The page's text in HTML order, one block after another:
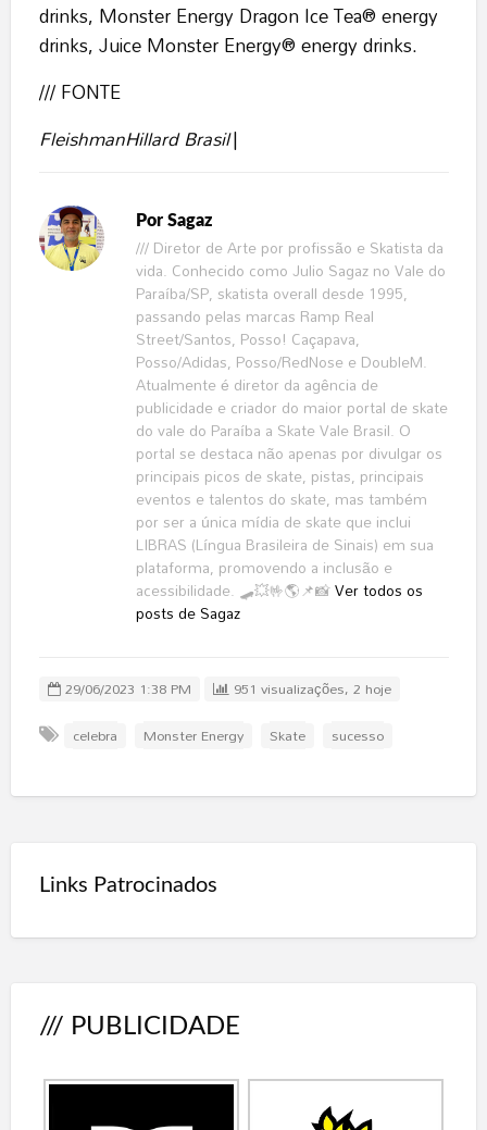
drinks, Monster Energy Dragon Ice Tea®️ energy
drinks, Juice Monster Energy®️ energy drinks.
/// FONTE
FleishmanHillard Brasil|
Por Sagaz
/// Diretor de Arte por profissão e Skatista da
vida. Conhecido como Julio Sagaz no Vale do
Paraíba/SP, skatista overall desde 1995,
passando pelas marcas Ramp Real
Street/Santos, Posso! Caçapava,
Posso/Adidas, Posso/RedNose e DoubleM.
Atualmente é diretor da agência de
publicidade e criador do maior portal de skate
do vale do Paraíba a Skate Vale Brasil. O
portal se destaca não apenas por divulgar os
principais picos de skate, pistas, principais
eventos e talentos do skate, mas também
por ser a única mídia de skate que inclui
LIBRAS (Língua Brasileira de Sinais) em sua
plataforma, promovendo a inclusão e
acessibilidade. 🛹💥🤟🌎📌📸Ver todos os
posts de Sagaz
29/06/2023 1:38 PM
951 visualizações, 2 hoje
celebra
Monster Energy Skate sucesso
Links Patrocinados
/// PUBLICIDADE